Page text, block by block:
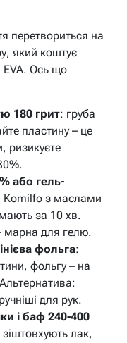
перетвориться на
який коштує
EVA. Ось що
180 грит: груба
пластину – це
ризикуєте
або гель-
Komilfo з маслами
за 10 хв.
марна для гелю.
фольга:
фольгу – на
для рук.
і баф 240-400
лак,